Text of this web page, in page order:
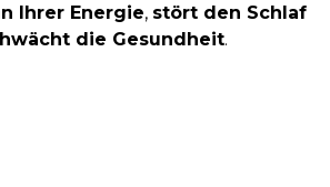
Ihrer Energie, stört den Schlaf
die Gesundheit.